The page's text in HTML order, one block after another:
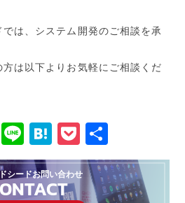
は、システム開発のご相談を承
は以下よりお気軽にご相談くだ
LinkedIn
LineHatena
Pocket
有
シードお問い合わせ